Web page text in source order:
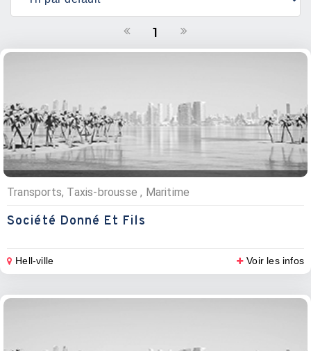
1
Transports, Taxis-brousse , Maritime
Société Donné Et Fils
Hell-ville Voir les infos